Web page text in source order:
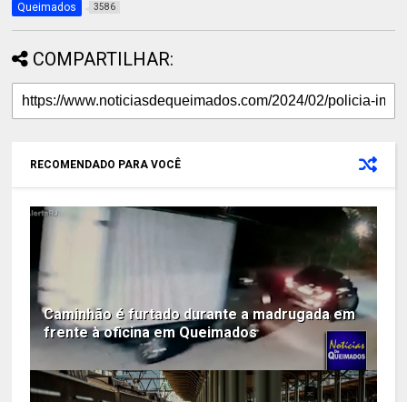
Queimados 3586
COMPARTILHAR:
RECOMENDADO PARA VOCÊ
Caminhão é furtado durante a madrugada em
frente à oficina em Queimados